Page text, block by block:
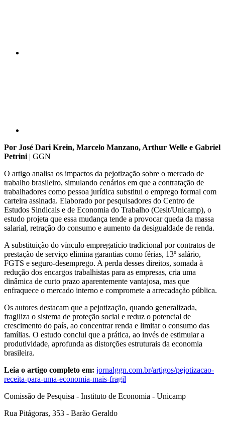
Por José Dari Krein, Marcelo Manzano, Arthur Welle e Gabriel
Petrini | GGN
O artigo analisa os impactos da pejotização sobre o mercado de
trabalho brasileiro, simulando cenários em que a contratação de
trabalhadores como pessoa jurídica substitui o emprego formal com
carteira assinada. Elaborado por pesquisadores do Centro de
Estudos Sindicais e de Economia do Trabalho (Cesit/Unicamp), o
estudo projeta que essa mudança tende a provocar queda da massa
salarial, retração do consumo e aumento da desigualdade de renda.
A substituição do vínculo empregatício tradicional por contratos de
prestação de serviço elimina garantias como férias, 13º salário,
FGTS e seguro-desemprego. A perda desses direitos, somada à
redução dos encargos trabalhistas para as empresas, cria uma
dinâmica de curto prazo aparentemente vantajosa, mas que
enfraquece o mercado interno e compromete a arrecadação pública.
Os autores destacam que a pejotização, quando generalizada,
fragiliza o sistema de proteção social e reduz o potencial de
crescimento do país, ao concentrar renda e limitar o consumo das
famílias. O estudo conclui que a prática, ao invés de estimular a
produtividade, aprofunda as distorções estruturais da economia
brasileira.
Leia o artigo completo em: jornalggn.com.br/artigos/pejotizacao-
receita-para-uma-economia-mais-fragil
Comissão de Pesquisa - Instituto de Economia - Unicamp
Rua Pitágoras, 353 - Barão Geraldo